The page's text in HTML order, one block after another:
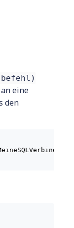
befehl)
eine
den